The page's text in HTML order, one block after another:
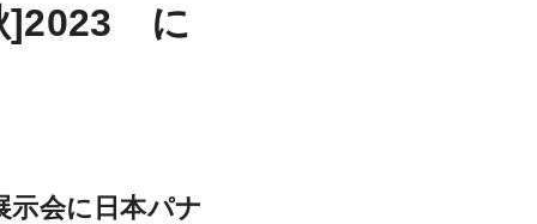
]2023 に
示会に日本パナ